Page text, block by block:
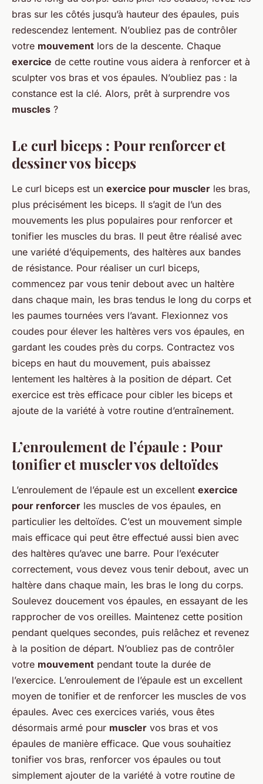
bras sur les côtés jusqu’à hauteur des épaules, puis
redescendez lentement. N’oubliez pas de contrôler
votre mouvement lors de la descente. Chaque
exercice de cette routine vous aidera à renforcer et à
sculpter vos bras et vos épaules. N’oubliez pas : la
constance est la clé. Alors, prêt à surprendre vos
muscles ?
Le curl biceps : Pour renforcer et
dessiner vos biceps
Le curl biceps est un exercice pour muscler les bras,
plus précisément les biceps. Il s’agit de l’un des
mouvements les plus populaires pour renforcer et
tonifier les muscles du bras. Il peut être réalisé avec
une variété d’équipements, des haltères aux bandes
de résistance. Pour réaliser un curl biceps,
commencez par vous tenir debout avec un haltère
dans chaque main, les bras tendus le long du corps et
les paumes tournées vers l’avant. Flexionnez vos
coudes pour élever les haltères vers vos épaules, en
gardant les coudes près du corps. Contractez vos
biceps en haut du mouvement, puis abaissez
lentement les haltères à la position de départ. Cet
exercice est très efficace pour cibler les biceps et
ajoute de la variété à votre routine d’entraînement.
L’enroulement de l’épaule : Pour
tonifier et muscler vos deltoïdes
L’enroulement de l’épaule est un excellent exercice
pour renforcer les muscles de vos épaules, en
particulier les deltoïdes. C’est un mouvement simple
mais efficace qui peut être effectué aussi bien avec
des haltères qu’avec une barre. Pour l’exécuter
correctement, vous devez vous tenir debout, avec un
haltère dans chaque main, les bras le long du corps.
Soulevez doucement vos épaules, en essayant de les
rapprocher de vos oreilles. Maintenez cette position
pendant quelques secondes, puis relâchez et revenez
à la position de départ. N’oubliez pas de contrôler
votre mouvement pendant toute la durée de
l’exercice. L’enroulement de l’épaule est un excellent
moyen de tonifier et de renforcer les muscles de vos
épaules. Avec ces exercices variés, vous êtes
désormais armé pour muscler vos bras et vos
épaules de manière efficace. Que vous souhaitiez
tonifier vos bras, renforcer vos épaules ou tout
simplement ajouter de la variété à votre routine de